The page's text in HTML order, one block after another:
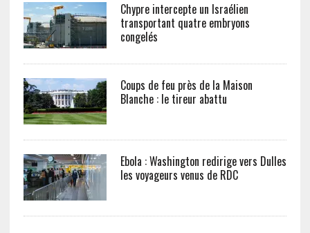
Chypre intercepte un Israélien
transportant quatre embryons
congelés
Coups de feu près de la Maison
Blanche : le tireur abattu
Ebola : Washington redirige vers Dulles
les voyageurs venus de RDC